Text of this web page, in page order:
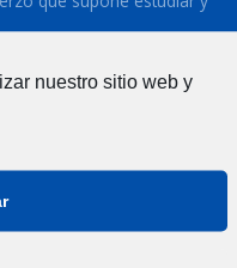
y conoces el sector,
ella hacer la FP
de idoneidad).
nuestro sitio web y